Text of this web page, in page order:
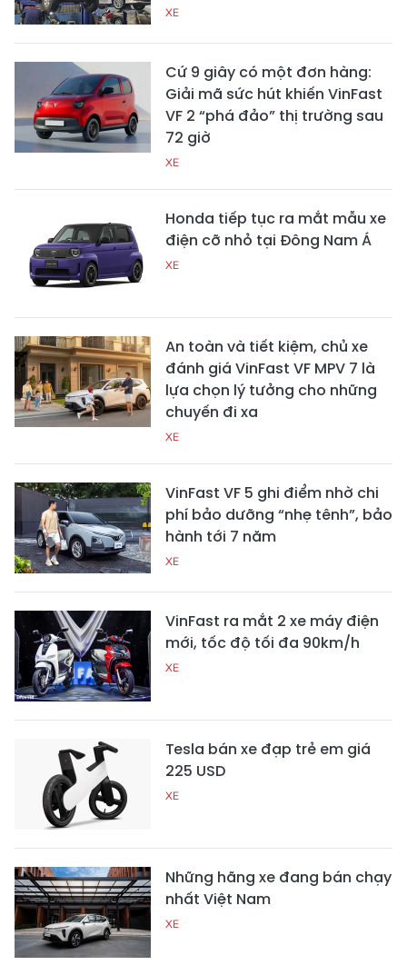
XE
Cứ 9 giây có một đơn hàng:
Giải mã sức hút khiến VinFast
VF 2 “phá đảo” thị trường sau
72 giờ
XE
Honda tiếp tục ra mắt mẫu xe
điện cỡ nhỏ tại Đông Nam Á
XE
An toàn và tiết kiệm, chủ xe
đánh giá VinFast VF MPV 7 là
lựa chọn lý tưởng cho những
chuyến đi xa
XE
VinFast VF 5 ghi điểm nhờ chi
phí bảo dưỡng “nhẹ tênh”, bảo
hành tới 7 năm
XE
VinFast ra mắt 2 xe máy điện
mới, tốc độ tối đa 90km/h
XE
Tesla bán xe đạp trẻ em giá
225 USD
XE
Những hãng xe đang bán chạy
nhất Việt Nam
XE